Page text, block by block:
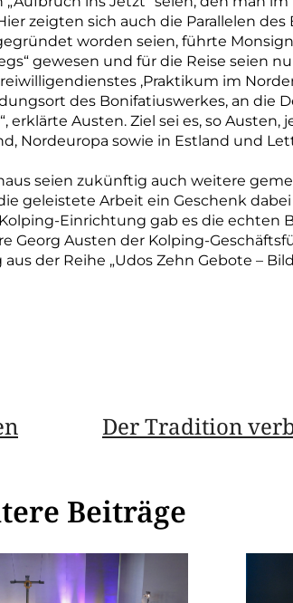
zeigten sich auch die Parallelen
worden seien, führte
gewesen und für die Reise seien
‚Praktikum im
des Bonifatiuswerkes, an die
Austen. Ziel sei es, so Austen,
Nordeuropa sowie in Estland und
seien zukünftig auch weitere
geleistete Arbeit ein Geschenk
Einrichtung gab es die echten
Georg Austen der Kolping-
der Reihe „Udos Zehn Gebote –
Der Tradition
Beiträge